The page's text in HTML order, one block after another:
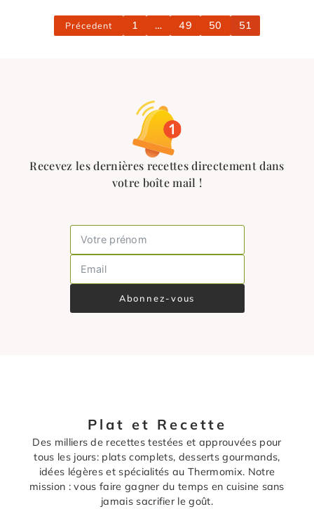
Précedent 1 … 49 50 51
Recevez les dernières recettes directement dans
votre boîte mail !
Abonnez-vous
Plat et Recette
Des milliers de recettes testées et approuvées pour
tous les jours: plats complets, desserts gourmands,
idées légères et spécialités au Thermomix. Notre
mission : vous faire gagner du temps en cuisine sans
jamais sacrifier le goût.